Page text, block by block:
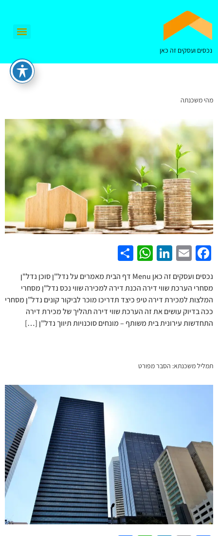
נכסים ועסקים זה כאן
מהי משכנתה
Facebook
Email
LinkedIn
WhatsApp
נכסים ועסקים זה כאן Menu דף הבית מאמרים על נדל"ן סוכן נדל"ן
מסחרי הערכת שווי דירה הכנת דירה למכירה שווי נכס נדל"ן מסחרי
המלצות למכירת דירה טיפ כיצד תדריכו מוכר לביקור קונים נדל”ן מסחרי
ככה בדיוק עושים את זה הערכת שווי דירה תהליך של מכירת דירה
התחדשות עירונית בית משותף – מונחים סוכנויות תיווך נדל"ן […]
תמליל משכנתא: הסבר מפורט